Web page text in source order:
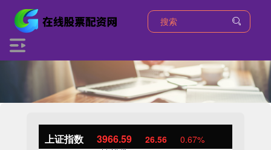
上证指数 3966.59 26.56 0.67%